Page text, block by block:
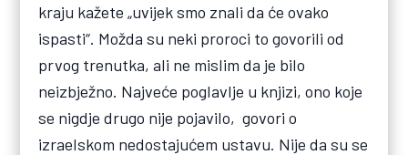
kraju kažete „uvijek smo znali da će ovako
ispasti“. Možda su neki proroci to govorili od
prvog trenutka, ali ne mislim da je bilo
neizbježno. Najveće poglavlje u knjizi, ono koje
se nigdje drugo nije pojavilo, govori o
izraelskom nedostajućem ustavu. Nije da su se